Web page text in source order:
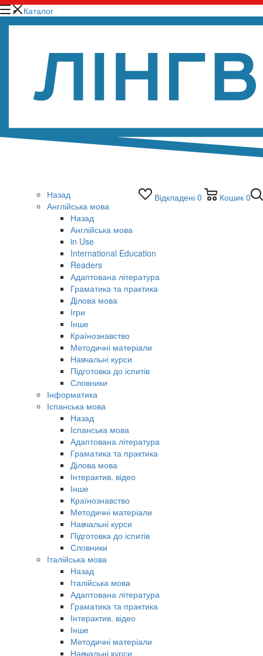
Відкладені 0 Кошик 0
Каталог
Назад
Англійська мова
Назад
Англійська мова
in Use
International Education
Readers
Адаптована література
Граматика та практика
Ділова мова
Ігри
Інше
Країнознавство
Методичні матеріали
Навчальні курси
Підготовка до іспитів
Словники
Інформатика
Іспанська мова
Назад
Іспанська мова
Адаптована література
Граматика та практика
Ділова мова
Інтерактив. відео
Інше
Країнознавство
Методичні матеріали
Навчальні курси
Підготовка до іспитів
Словники
Італійська мова
Назад
Італійська мова
Адаптована література
Граматика та практика
Інтерактив. відео
Інше
Методичні матеріали
Навчальні курси